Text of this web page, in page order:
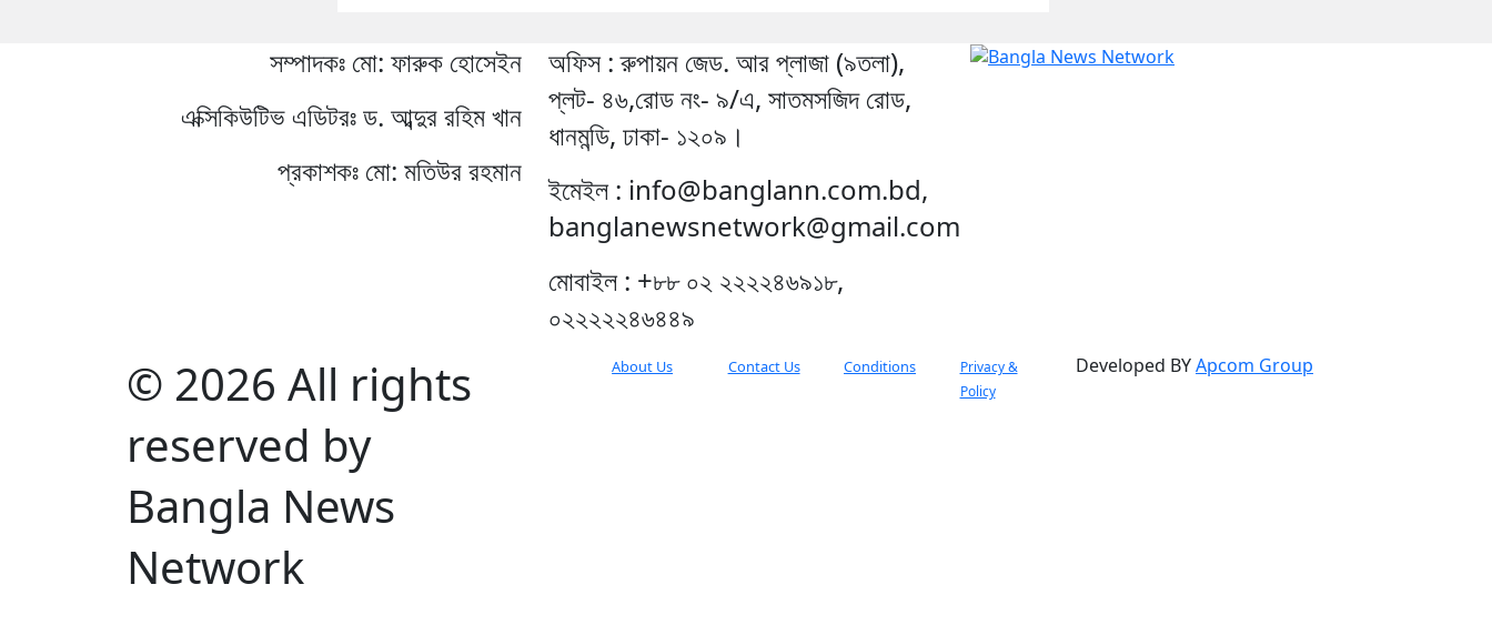
সম্পাদকঃ মো: ফারুক হোসেইন
এক্সিকিউটিভ এডিটরঃ ড. আব্দুর রহিম খান
প্রকাশকঃ মো: মতিউর রহমান
অফিস : রুপায়ন জেড. আর প্লাজা (৯তলা),
প্লট- ৪৬,রোড নং- ৯/এ, সাতমসজিদ রোড,
ধানমন্ডি, ঢাকা- ১২০৯।
ইমেইল : info@banglann.com.bd,
banglanewsnetwork@gmail.com
মোবাইল : +৮৮ ০২ ২২২২৪৬৯১৮,
০২২২২২৪৬৪৪৯
© 2026 All rights
reserved by
Bangla News
Network
About Us Contact Us Conditions
Privacy &
Policy
Developed BYApcom Group